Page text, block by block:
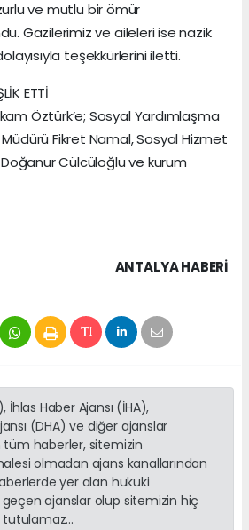
ve mutlu bir ömür
Gazilerimiz ve aileleri ise nazik
teşekkürlerini iletti.
ETTİ
Öztürk’e; Sosyal Yardımlaşma
Fikret Namal, Sosyal Hizmet
Cülcüloğlu ve kurum
ANTALYA HABERİ
İhlas Haber Ajansı (İHA),
(DHA) ve diğer ajanslar
tüm haberler, sitemizin
olmadan ajans kanallarından
yer alan hukuki
ajanslar olup sitemizin hiç